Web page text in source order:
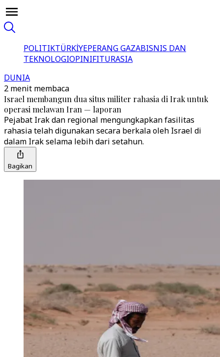
POLITIKTÜRKİYEPERANG GAZABISNIS DAN
TEKNOLOGIOPINIFITURASIA
DUNIA
2 menit membaca
Israel membangun dua situs militer rahasia di Irak untuk
operasi melawan Iran — laporan
Pejabat Irak dan regional mengungkapkan fasilitas
rahasia telah digunakan secara berkala oleh Israel di
dalam Irak selama lebih dari setahun.
Bagikan